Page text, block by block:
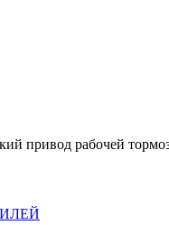
привод рабочей